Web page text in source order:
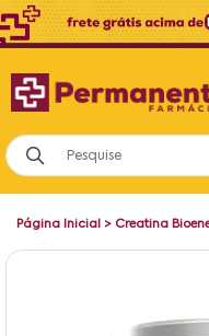
Página Inicial > Creatina